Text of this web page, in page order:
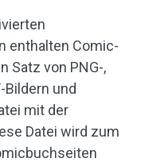
enthalten Comic-
Satz von PNG-,
Bildern und
mit der
Datei wird zum